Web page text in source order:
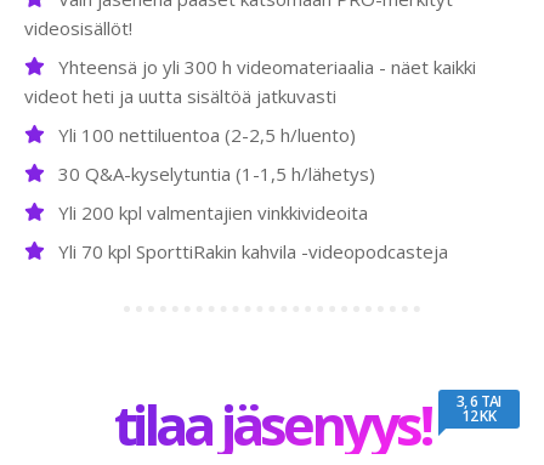
videosisällöt!
Yhteensä jo yli 300 h videomateriaalia - näet kaikki
videot heti ja uutta sisältöä jatkuvasti
Yli 100 nettiluentoa (2-2,5 h/luento)
30 Q&A-kyselytuntia (1-1,5 h/lähetys)
Yli 200 kpl valmentajien vinkkivideoita
Yli 70 kpl SporttiRakin kahvila -videopodcasteja
tilaa jäsenyys! 3, 6 TAI
12 KK